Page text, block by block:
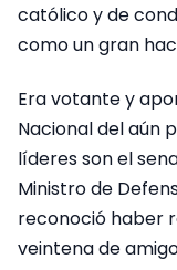
católico y de
como un gran
Era votante y
Nacional del aún
líderes son el
Ministro de
reconoció haber
veintena de